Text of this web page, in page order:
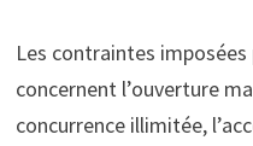
Les contraintes
concernent l’ouverture
concurrence illimitée,